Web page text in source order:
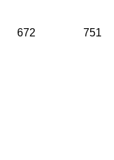
672 751